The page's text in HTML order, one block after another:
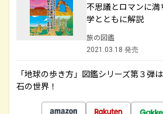
不思議とロマンに
学とともに解説
旅の図鑑
2021.03.18 発売
「地球の歩き方」図鑑シリーズ第３弾
石の世界！